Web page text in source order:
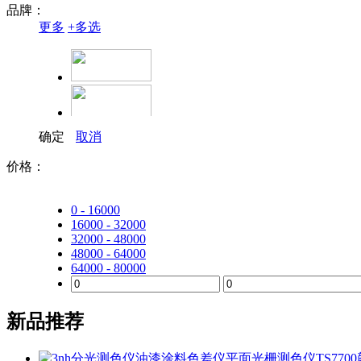
品牌：
更多 +多选
确定 取消
价格：
0 - 16000
16000 - 32000
32000 - 48000
48000 - 64000
64000 - 80000
新品推荐